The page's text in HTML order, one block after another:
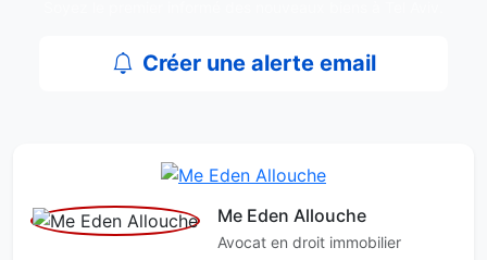
Créer une alerte email
Me Eden Allouche
Avocat en droit immobilier